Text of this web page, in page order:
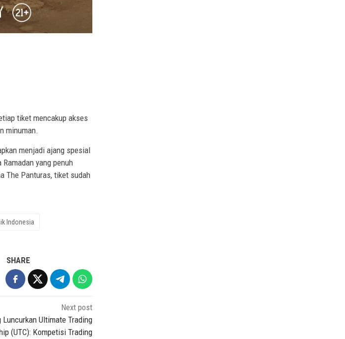
tiket mencakup akses
minuman.
menjadi ajang spesial
yang penuh
The Panturas, tiket sudah
Indonesia
SHARE
Next post
Luncurkan Ultimate Trading
(UTC): Kompetisi Trading